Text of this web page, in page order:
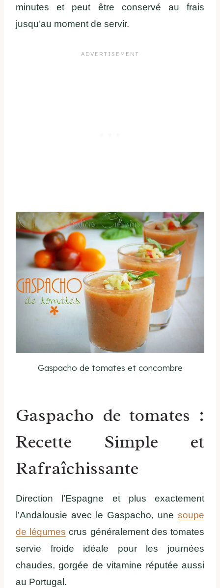
minutes et peut être conservé au frais
jusqu’au moment de servir.
Gaspacho de tomates et concombre
Gaspacho de tomates :
Recette Simple et
Rafraîchissante
Direction l’Espagne et plus exactement
l’Andalousie avec le Gaspacho, une soupe
de légumes crus généralement des tomates
servie froide idéale pour les journées
chaudes, gorgée de vitamine réputée aussi
au Portugal.